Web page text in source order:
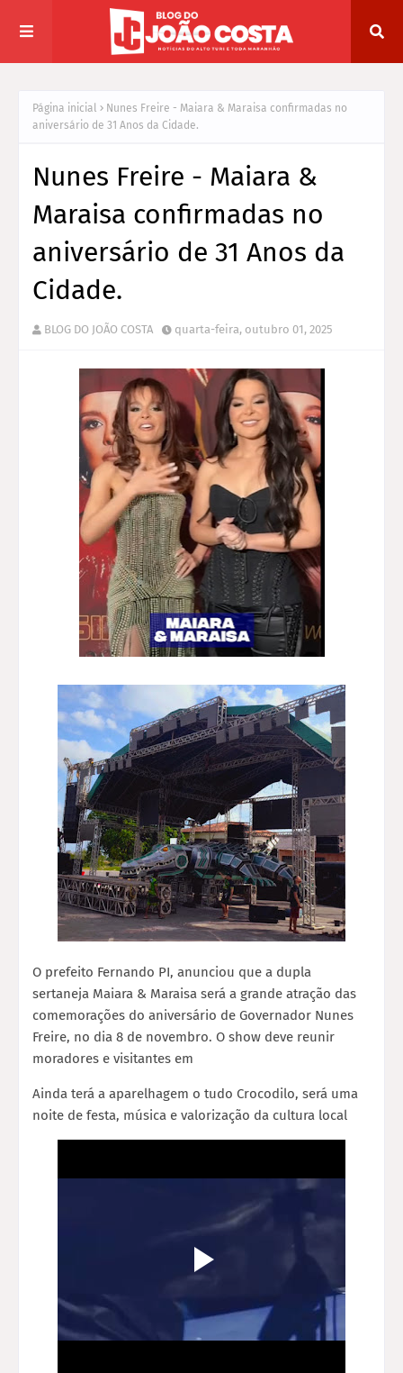
Página inicial
Nunes Freire - Maiara & Maraisa confirmadas no
aniversário de 31 Anos da Cidade.
Nunes Freire - Maiara &
Maraisa confirmadas no
aniversário de 31 Anos da
Cidade.
BLOG DO JOÃO COSTA quarta-feira, outubro 01, 2025
O prefeito Fernando PI, anunciou que a dupla
sertaneja Maiara & Maraisa será a grande atração das
comemorações do aniversário de Governador Nunes
Freire, no dia 8 de novembro. O show deve reunir
moradores e visitantes em
Ainda terá a aparelhagem o tudo Crocodilo, será uma
noite de festa, música e valorização da cultura local